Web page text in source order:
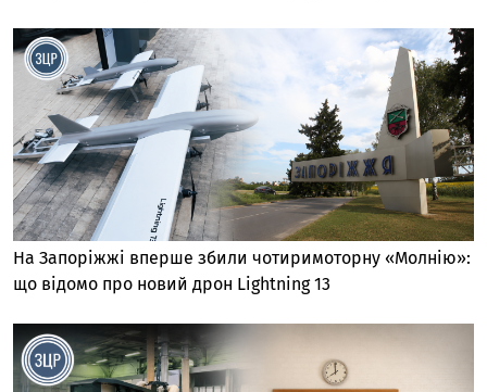
На Запоріжжі вперше збили чотиримоторну «Молнію»:
що відомо про новий дрон Lightning 13